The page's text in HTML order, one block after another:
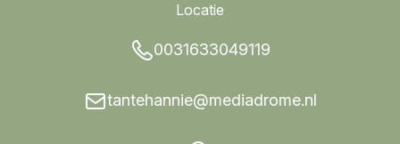
Locatie
0031633049119
tantehannie@mediadrome.nl